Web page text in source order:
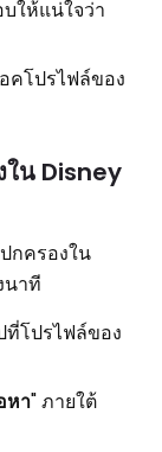
ให้แน่ใจว่า
คโปรไฟล์ของ
ใน Disney
กครองใน
นาที
ที่โปรไฟล์ของ
หา" ภายใต้